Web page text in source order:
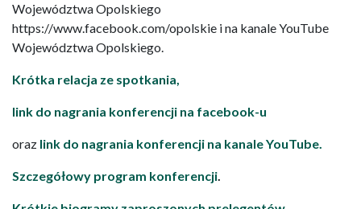
Województwa Opolskiego
https://www.facebook.com/opolskie i na kanale YouTube
Województwa Opolskiego.
Krótka relacja ze spotkania,
link do nagrania konferencji na facebook-u
oraz link do nagrania konferencji na kanale YouTube.
Szczegółowy program konferencji.